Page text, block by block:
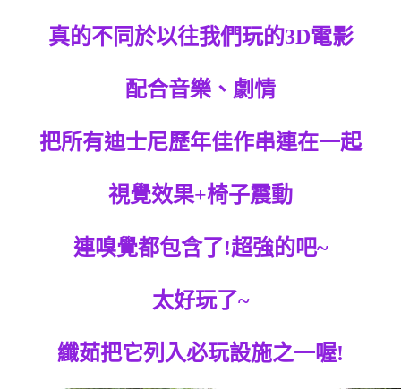
真的不同於以往我們玩的3D電影
配合音樂、劇情
把所有迪士尼歷年佳作串連在一起
視覺效果+椅子震動
連嗅覺都包含了!超強的吧~
太好玩了~
纖茹把它列入必玩設施之一喔!